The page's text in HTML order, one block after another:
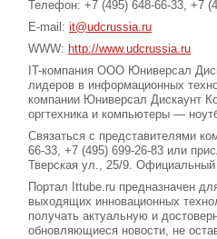
Телефон: +7 (495) 648-66-33, +7
E-mail: it@udcrussia.ru
WWW: http://www.udcrussia.ru
IT-компания ООО Юниверсал
лидеров в информационных
компании Юниверсал Дискаунт
оргтехника и компьютеры —
Связаться с представителями
66-33, +7 (495) 699-26-83 или
Тверская ул., 25/9.
Портал Ittube.ru предназначен
выходящих инновационных
получать актуальную и
обновляющиеся новости, не